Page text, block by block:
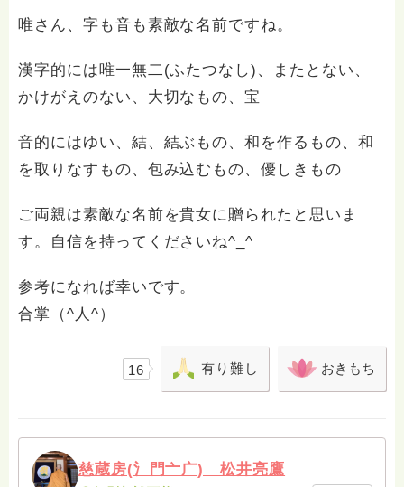
唯さん、字も音も素敵な名前ですね。
漢字的には唯一無二(ふたつなし)、またとない、
かけがえのない、大切なもの、宝
音的にはゆい、結、結ぶもの、和を作るもの、和
を取りなすもの、包み込むもの、優しきもの
ご両親は素敵な名前を貴女に贈られたと思いま
す。自信を持ってくださいね^_^
参考になれば幸いです。
合掌（^人^）
16 有り難し おきもち
慈蔵房(氵門亠广) 松井亮鷹